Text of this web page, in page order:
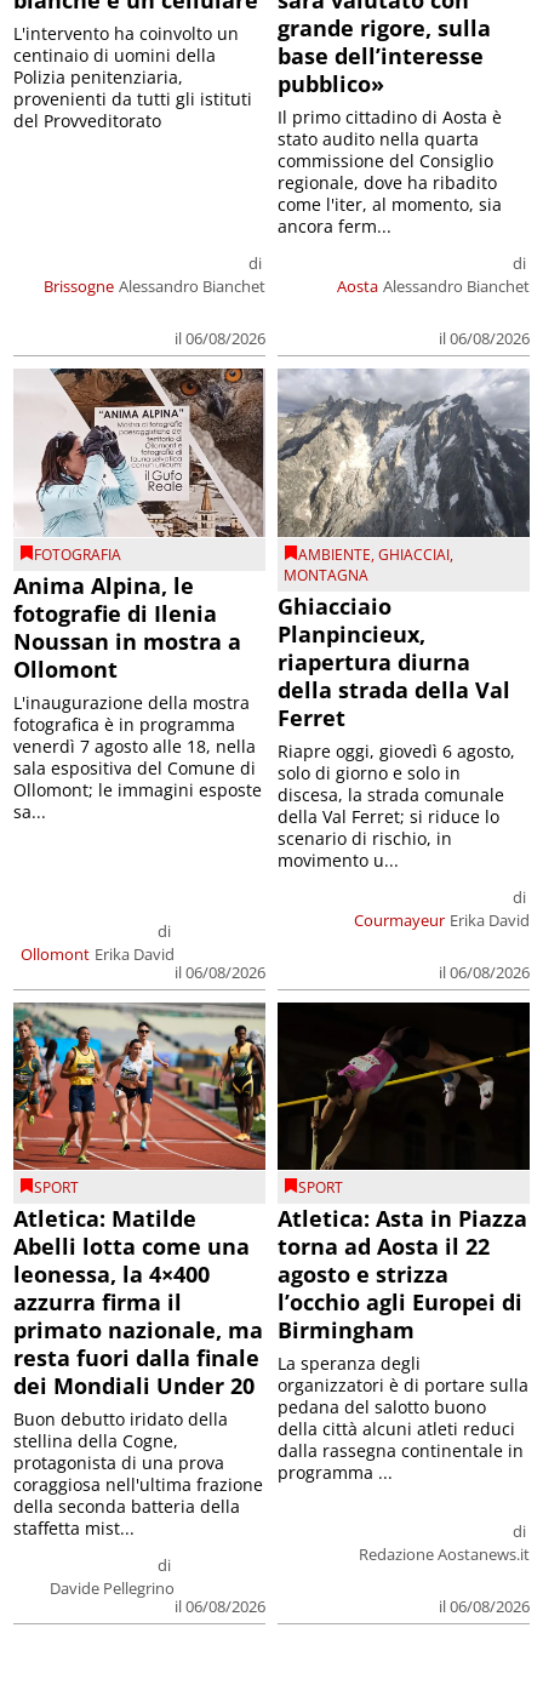
Brissogne
di
Alessandro Bianchet
il 06/08/2026
L'intervento ha coinvolto un
centinaio di uomini della
Polizia penitenziaria,
provenienti da tutti gli istituti
del Provveditorato
grande rigore, sulla
base dell’interesse
pubblico»
Aosta
di
Alessandro Bianchet
il 06/08/2026
Il primo cittadino di Aosta è
stato audito nella quarta
commissione del Consiglio
regionale, dove ha ribadito
come l'iter, al momento, sia
ancora ferm...
FOTOGRAFIA
Anima Alpina, le
fotografie di Ilenia
Noussan in mostra a
Ollomont
Ollomont
di
Erika David
il 06/08/2026
L'inaugurazione della mostra
fotografica è in programma
venerdì 7 agosto alle 18, nella
sala espositiva del Comune di
Ollomont; le immagini esposte
sa...
AMBIENTE,GHIACCIAI,
MONTAGNA
Ghiacciaio
Planpincieux,
riapertura diurna
della strada della Val
Ferret
Courmayeur
di
Erika David
il 06/08/2026
Riapre oggi, giovedì 6 agosto,
solo di giorno e solo in
discesa, la strada comunale
della Val Ferret; si riduce lo
scenario di rischio, in
movimento u...
SPORT
Atletica: Matilde
Abelli lotta come una
leonessa, la 4×400
azzurra firma il
primato nazionale, ma
resta fuori dalla finale
dei Mondiali Under 20
di
Davide Pellegrino
il 06/08/2026
Buon debutto iridato della
stellina della Cogne,
protagonista di una prova
coraggiosa nell'ultima frazione
della seconda batteria della
staffetta mist...
SPORT
Atletica: Asta in Piazza
torna ad Aosta il 22
agosto e strizza
l’occhio agli Europei di
Birmingham
di
Redazione Aostanews.it
il 06/08/2026
La speranza degli
organizzatori è di portare sulla
pedana del salotto buono
della città alcuni atleti reduci
dalla rassegna continentale in
programma ...